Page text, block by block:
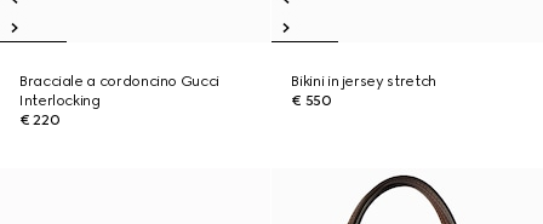
Bracciale a cordoncino Gucci
Interlocking
€ 220
Bikini in jersey stretch
€ 550